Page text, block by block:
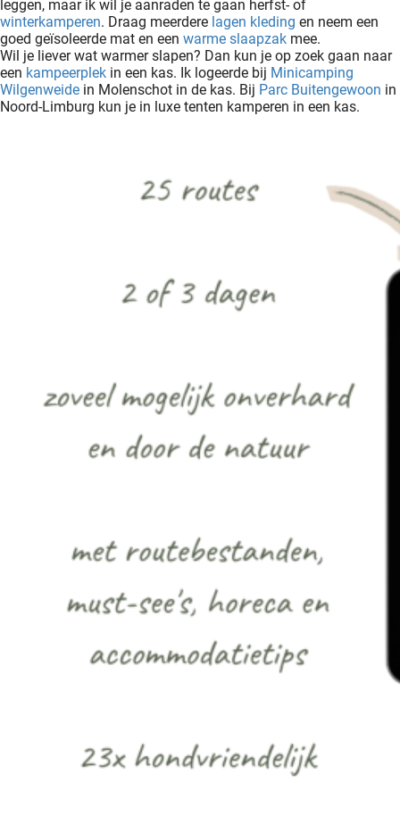
leggen, maar ik wil je aanraden te gaan herfst- of
winterkamperen. Draag meerdere lagen kleding en neem een
goed geïsoleerde mat en een warme slaapzak mee.
Wil je liever wat warmer slapen? Dan kun je op zoek gaan naar
een kampeerplek in een kas. Ik logeerde bij Minicamping
Wilgenweide in Molenschot in de kas. Bij Parc Buitengewoon in
Noord-Limburg kun je in luxe tenten kamperen in een kas.